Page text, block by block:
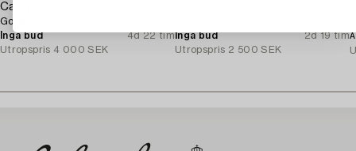
Carl Wilhelm Nordgren
Gossporträtt.
Inga bud
4d 22 tim
Utropspris 4 000 SEK
Inga bud
2d 19 tim
Utropspris 2 500 SEK